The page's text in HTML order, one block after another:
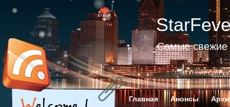
Самые свежие
Главная Анонсы